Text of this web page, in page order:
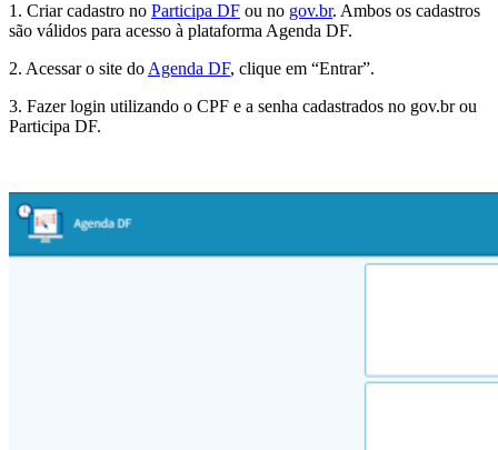
1. Criar cadastro no Participa DF ou no gov.br. Ambos os cadastros
são válidos para acesso à plataforma Agenda DF.
2. Acessar o site do Agenda DF, clique em “Entrar”.
3. Fazer login utilizando o CPF e a senha cadastrados no gov.br ou
Participa DF.